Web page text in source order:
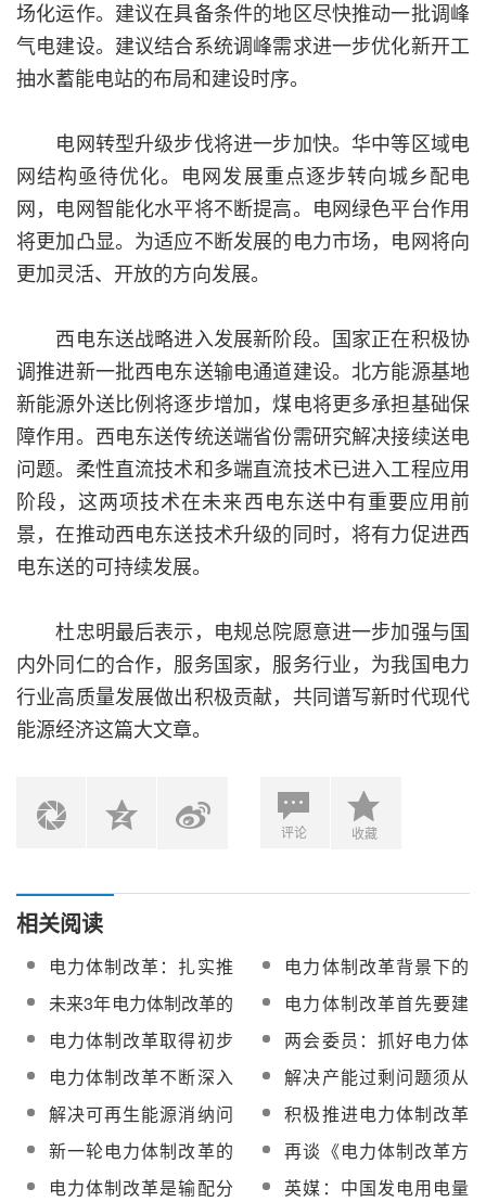
场化运作。建议在具备条件的地区尽快推动一批调峰
气电建设。建议结合系统调峰需求进一步优化新开工
抽水蓄能电站的布局和建设时序。
电网转型升级步伐将进一步加快。华中等区域电
网结构亟待优化。电网发展重点逐步转向城乡配电
网，电网智能化水平将不断提高。电网绿色平台作用
将更加凸显。为适应不断发展的电力市场，电网将向
更加灵活、开放的方向发展。
西电东送战略进入发展新阶段。国家正在积极协
调推进新一批西电东送输电通道建设。北方能源基地
新能源外送比例将逐步增加，煤电将更多承担基础保
障作用。西电东送传统送端省份需研究解决接续送电
问题。柔性直流技术和多端直流技术已进入工程应用
阶段，这两项技术在未来西电东送中有重要应用前
景，在推动西电东送技术升级的同时，将有力促进西
电东送的可持续发展。
杜忠明最后表示，电规总院愿意进一步加强与国
内外同仁的合作，服务国家，服务行业，为我国电力
行业高质量发展做出积极贡献，共同谱写新时代现代
能源经济这篇大文章。
评论 收藏
相关阅读
电力体制改革：扎实推
进碳市场 构建电力转型
新机制
电力体制改革背景下的
需求响应及电价发展趋
势
未来3年电力体制改革的
走向如何？
电力体制改革首先要建
立电力价格的市场化机
制
电力体制改革取得初步
成效 市场化交易量或翻
番
两会委员：抓好电力体
制改革 助推清洁能源发
展
电力体制改革不断深入
售电公司如何搞好营销
策略？
解决产能过剩问题须从
电力体制改革入手
解决可再生能源消纳问
题还需加快电力体制改
革
积极推进电力体制改革
充分释放改革红利
新一轮电力体制改革的
基础及意义
再谈《电力体制改革方
案》5号文件
电力体制改革是输配分
英媒：中国发电用电量